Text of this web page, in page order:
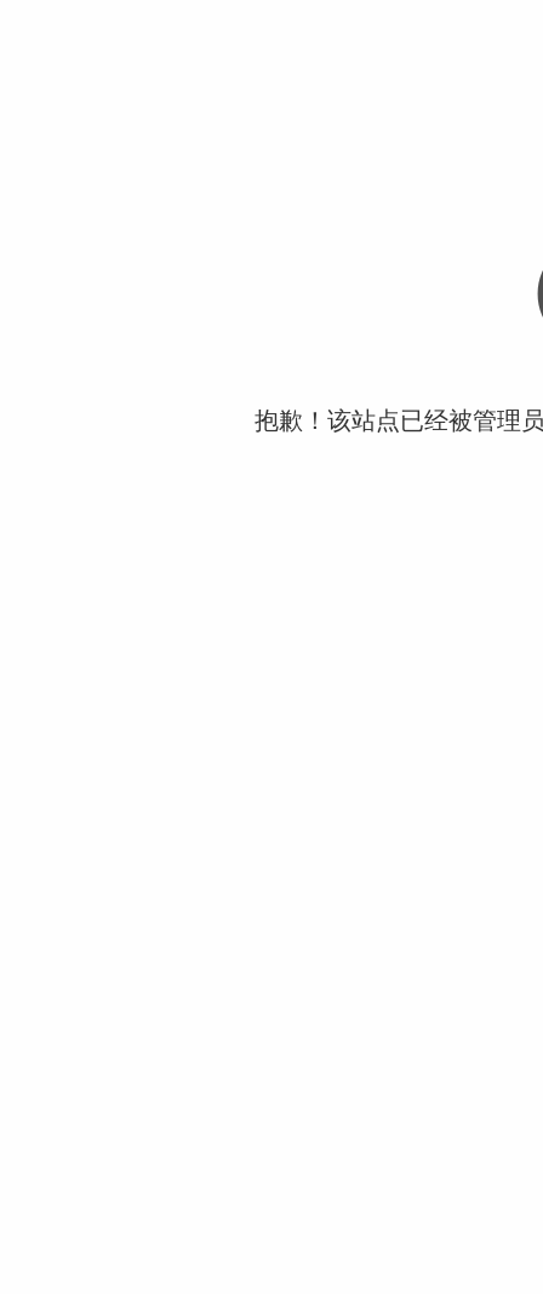
抱歉！该站点已经被管理